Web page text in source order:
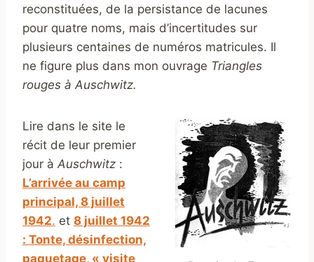
reconstituées, de la persistance de lacunes
pour quatre noms, mais d’incertitudes sur
plusieurs centaines de numéros matricules. Il
ne figure plus dans mon ouvrage Triangles
rouges à Auschwitz.
Lire dans le site le
récit de leur premier
jour à Auschwitz :
L’arrivée au camp
principal, 8 juillet
1942. et 8 juillet 1942
: Tonte, désinfection,
paquetage, « visite